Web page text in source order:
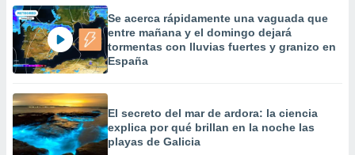
crear un
la
contenido
medir el
de la
Se acerca rápidamente una vaguada que
entre mañana y el domingo dejará
tormentas con lluvias fuertes y granizo en
España
El secreto del mar de ardora: la ciencia
explica por qué brillan en la noche las
playas de Galicia